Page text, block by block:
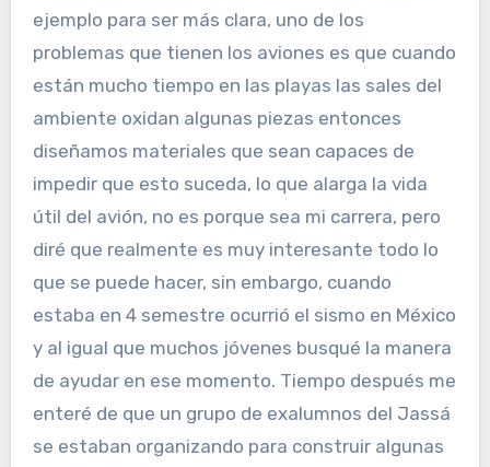
ejemplo para ser más clara, uno de los
problemas que tienen los aviones es que cuando
están mucho tiempo en las playas las sales del
ambiente oxidan algunas piezas entonces
diseñamos materiales que sean capaces de
impedir que esto suceda, lo que alarga la vida
útil del avión, no es porque sea mi carrera, pero
diré que realmente es muy interesante todo lo
que se puede hacer, sin embargo, cuando
estaba en 4 semestre ocurrió el sismo en México
y al igual que muchos jóvenes busqué la manera
de ayudar en ese momento. Tiempo después me
enteré de que un grupo de exalumnos del Jassá
se estaban organizando para construir algunas